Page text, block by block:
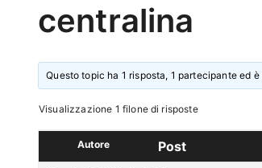
centralina
Questo topic ha 1 risposta, 1 partecipante ed
Visualizzazione 1 filone di risposte
Autore Post